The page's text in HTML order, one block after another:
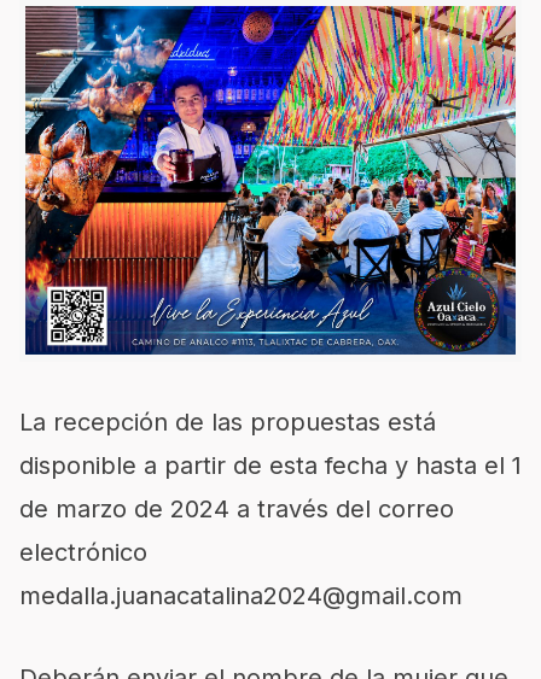
La recepción de las propuestas está
disponible a partir de esta fecha y hasta el 1
de marzo de 2024 a través del correo
electrónico
medalla.juanacatalina2024@gmail.com